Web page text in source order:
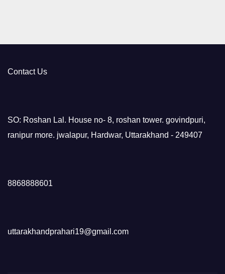
Contact Us
SO: Roshan Lal. House no- 8, roshan tower. govindpuri,
ranipur more. jwalapur, Hardwar, Uttarakhand - 249407
8868888601
uttarakhandprahari19@gmail.com